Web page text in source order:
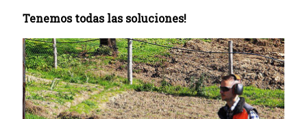
Tenemos todas las soluciones!